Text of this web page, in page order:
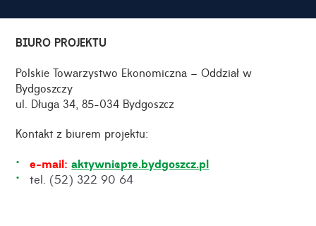
BIURO PROJEKTU
Polskie Towarzystwo Ekonomiczna – Oddział w
Bydgoszczy
ul. Długa 34, 85-034 Bydgoszcz
Kontakt z biurem projektu:
e-mail:aktywni@pte.bydgoszcz.pl
tel. (52) 322 90 64